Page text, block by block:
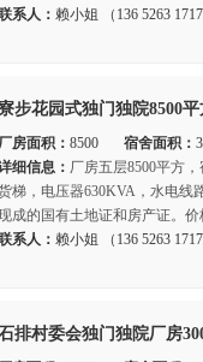
系人： 赖小姐 （136 5263 1717
步花园式独门独院8500
房面积： 8500 宿舍面积：
细信息： 厂房五层8500平方
梯，电压器630KVA，水电线
成的国有土地证和房产证。
系人： 赖小姐 （136 5263 1717
排村委会独门独院厂房